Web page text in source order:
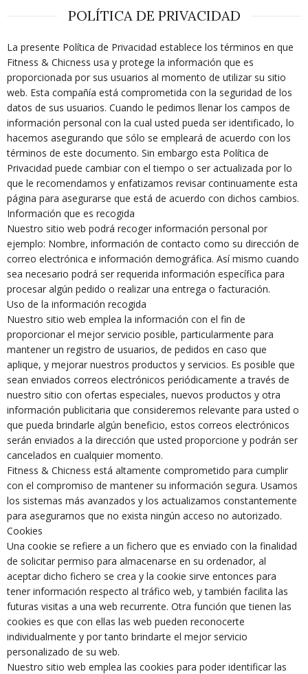
POLÍTICA DE PRIVACIDAD
La presente Política de Privacidad establece los términos en que
Fitness & Chicness usa y protege la información que es
proporcionada por sus usuarios al momento de utilizar su sitio
web. Esta compañía está comprometida con la seguridad de los
datos de sus usuarios. Cuando le pedimos llenar los campos de
información personal con la cual usted pueda ser identificado, lo
hacemos asegurando que sólo se empleará de acuerdo con los
términos de este documento. Sin embargo esta Política de
Privacidad puede cambiar con el tiempo o ser actualizada por lo
que le recomendamos y enfatizamos revisar continuamente esta
página para asegurarse que está de acuerdo con dichos cambios.
Información que es recogida
Nuestro sitio web podrá recoger información personal por
ejemplo: Nombre, información de contacto como su dirección de
correo electrónica e información demográfica. Así mismo cuando
sea necesario podrá ser requerida información específica para
procesar algún pedido o realizar una entrega o facturación.
Uso de la información recogida
Nuestro sitio web emplea la información con el fin de
proporcionar el mejor servicio posible, particularmente para
mantener un registro de usuarios, de pedidos en caso que
aplique, y mejorar nuestros productos y servicios. Es posible que
sean enviados correos electrónicos periódicamente a través de
nuestro sitio con ofertas especiales, nuevos productos y otra
información publicitaria que consideremos relevante para usted o
que pueda brindarle algún beneficio, estos correos electrónicos
serán enviados a la dirección que usted proporcione y podrán ser
cancelados en cualquier momento.
Fitness & Chicness está altamente comprometido para cumplir
con el compromiso de mantener su información segura. Usamos
los sistemas más avanzados y los actualizamos constantemente
para asegurarnos que no exista ningún acceso no autorizado.
Cookies
Una cookie se refiere a un fichero que es enviado con la finalidad
de solicitar permiso para almacenarse en su ordenador, al
aceptar dicho fichero se crea y la cookie sirve entonces para
tener información respecto al tráfico web, y también facilita las
futuras visitas a una web recurrente. Otra función que tienen las
cookies es que con ellas las web pueden reconocerte
individualmente y por tanto brindarte el mejor servicio
personalizado de su web.
Nuestro sitio web emplea las cookies para poder identificar las